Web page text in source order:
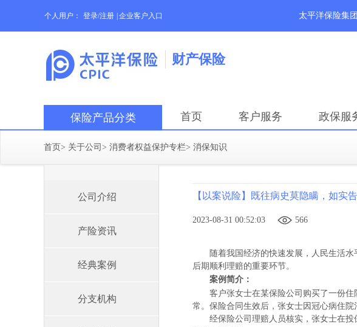
个人用户： 登录/注册 企业客户入口 太平洋保险集
财产保险
保险产品分类 首页 客户服务 政保服
首页> 关于公司 > 消费者权益保护专栏> 消保知识
公司介绍
产险资讯
经典案例
分支机构
【以案说险】既往病史莫隐瞒，如实
2023-08-31 00:52:03 566
随着我国经济的快速发展，人民生活
后期顺利理赔的重要环节。
案例简介：
客户张女士在某保险公司购买了一份
常。保险合同生效后，张女士因冠心病住院
经保险公司理赔人员核实，张女士在